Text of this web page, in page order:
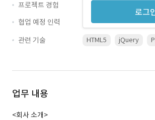
로그
프로젝트 경험
협업 예정 인력
관련 기술
HTML5 jQuery
업무 내용
<회사 소개>